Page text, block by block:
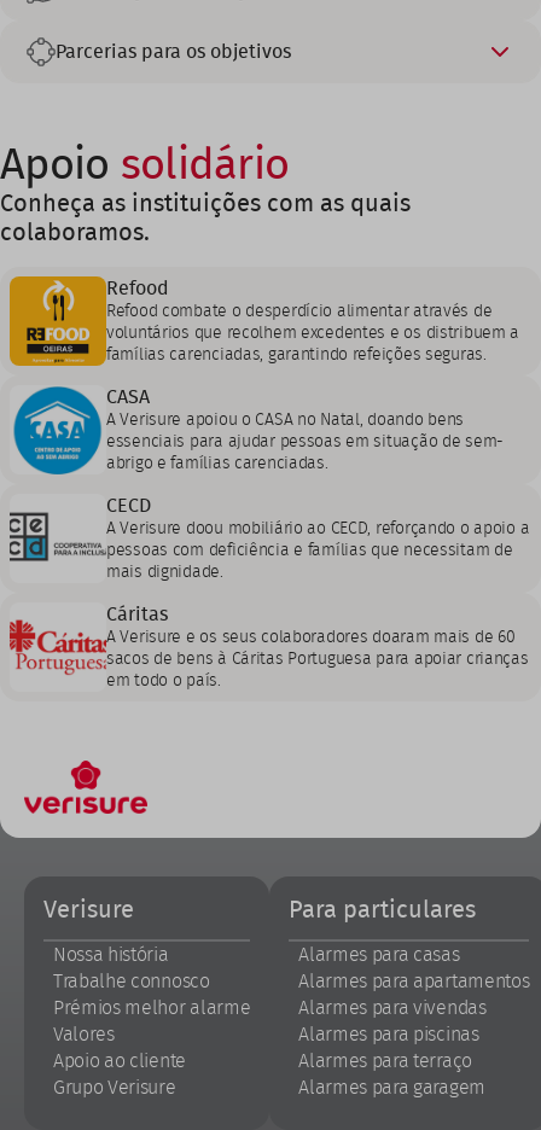
Parcerias para os objetivos
Apoio solidário
Conheça as instituições com as quais
colaboramos.
Refood
Refood combate o desperdício alimentar através de
voluntários que recolhem excedentes e os distribuem a
famílias carenciadas, garantindo refeições seguras.
CASA
A Verisure apoiou o CASA no Natal, doando bens
essenciais para ajudar pessoas em situação de sem-
abrigo e famílias carenciadas.
CECD
A Verisure doou mobiliário ao CECD, reforçando o apoio a
pessoas com deficiência e famílias que necessitam de
mais dignidade.
Cáritas
A Verisure e os seus colaboradores doaram mais de 60
sacos de bens à Cáritas Portuguesa para apoiar crianças
em todo o país.
Verisure
Nossa história
Trabalhe connosco
Prémios melhor alarme
Valores
Apoio ao cliente
Grupo Verisure
Para particulares
Alarmes para casas
Alarmes para apartamentos
Alarmes para vivendas
Alarmes para piscinas
Alarmes para terraço
Alarmes para garagem